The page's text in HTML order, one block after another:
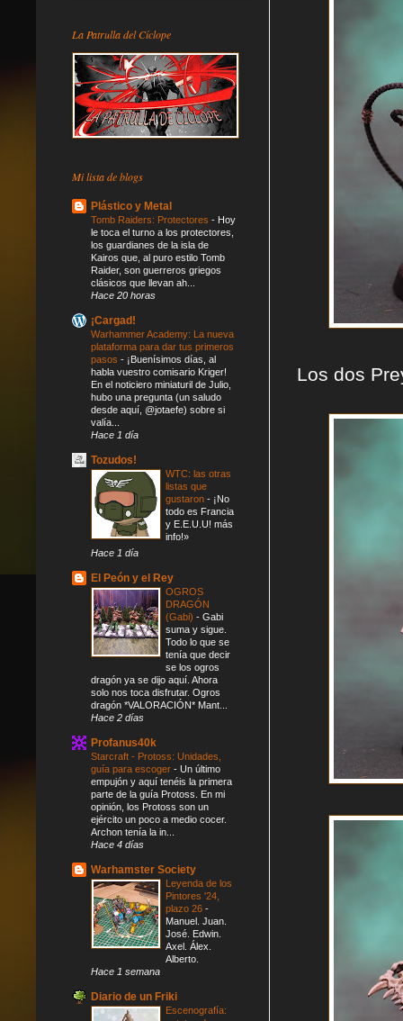
Los dos
La Patrulla del Cíclope
Mi lista de blogs
Plástico y Metal
Tomb Raiders: Protectores - Hoy
le toca el turno a los protectores,
los guardianes de la isla de
Kairos que, al puro estilo Tomb
Raider, son guerreros griegos
clásicos que llevan ah...
Hace 20 horas
¡Cargad!
Warhammer Academy: La nueva
plataforma para dar tus primeros
pasos - ¡Buenísimos días, al
habla vuestro comisario Kriger!
En el noticiero miniaturil de Julio,
hubo una pregunta (un saludo
desde aquí, @jotaefe) sobre si
valía...
Hace 1 día
Tozudos!
WTC: las otras
listas que
gustaron - ¡No
todo es Francia
y E.E.U.U! más
info!»
Hace 1 día
El Peón y el Rey
OGROS
DRAGÓN
(Gabi) - Gabi
suma y sigue.
Todo lo que se
tenía que decir
se los ogros
dragón ya se dijo aquí. Ahora
solo nos toca disfrutar. Ogros
dragón *VALORACIÓN* Mant...
Hace 2 días
Profanus40k
Starcraft - Protoss: Unidades,
guía para escoger - Un último
empujón y aquí tenéis la primera
parte de la guía Protoss. En mi
opinión, los Protoss son un
ejército un poco a medio cocer.
Archon tenía la in...
Hace 4 días
Warhamster Society
Leyenda de los
Pintores '24,
plazo 26 -
Manuel. Juan.
José. Edwin.
Axel. Álex.
Alberto.
Hace 1 semana
Diario de un Friki
Escenografía: